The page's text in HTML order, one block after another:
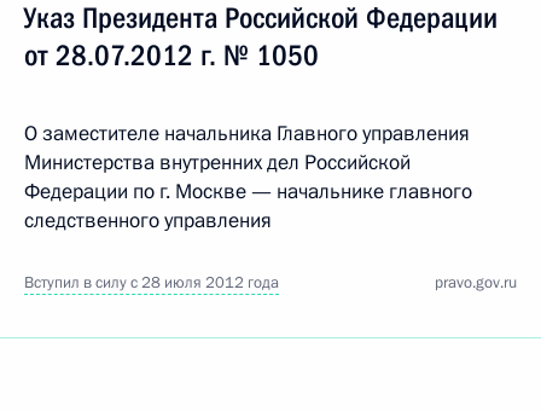
Указ Президента Российской Федерации
от 28.07.2012 г. № 1050
О заместителе начальника Главного управления
Министерства внутренних дел Российской
Федерации по г. Москве — начальнике главного
следственного управления
Вступил в силу с 28 июля 2012 года pravo.gov.ru